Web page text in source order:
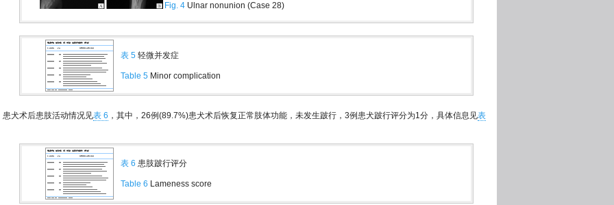
Fig. 4Ulnar nonunion (Case 28)
表 5轻微并发症
Table 5Minor complication
患犬术后患肢活动情况见表 6 ，其中，26例(89.7%)患犬术后恢复正常肢体功能，未发生跛行，3例患犬跛行评分为1分，具体信息见表
表 6 患肢跛行评分
Table 6 Lameness score